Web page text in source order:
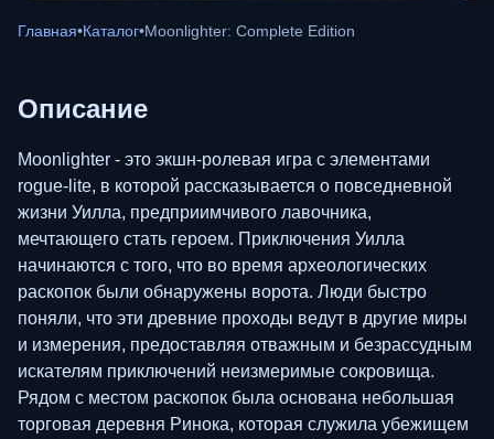
Главная•Каталог•Moonlighter: Complete Edition
Описание
Moonlighter - это экшн-ролевая игра с элементами
rogue-lite, в которой рассказывается о повседневной
жизни Уилла, предприимчивого лавочника,
мечтающего стать героем. Приключения Уилла
начинаются с того, что во время археологических
раскопок были обнаружены ворота. Люди быстро
поняли, что эти древние проходы ведут в другие миры
и измерения, предоставляя отважным и безрассудным
искателям приключений неизмеримые сокровища.
Рядом с местом раскопок была основана небольшая
торговая деревня Ринока, которая служила убежищем